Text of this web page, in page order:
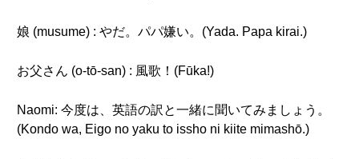
娘 (musume) : やだ。パパ嫌い。(Yada. Papa kirai.)
お父さん (o-tō-san) : 風歌！(Fūka!)
Naomi: 今度は、英語の訳と一緒に聞いてみましょう。
(Kondo wa, Eigo no yaku to issho ni kiite mimashō.)